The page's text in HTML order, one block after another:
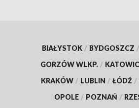
BIAŁYSTOK / BYDGOSZCZ /
GORZÓW WLKP. /
KRAKÓW / LUBLIN / ŁÓDŹ /
OPOLE / POZNAŃ /